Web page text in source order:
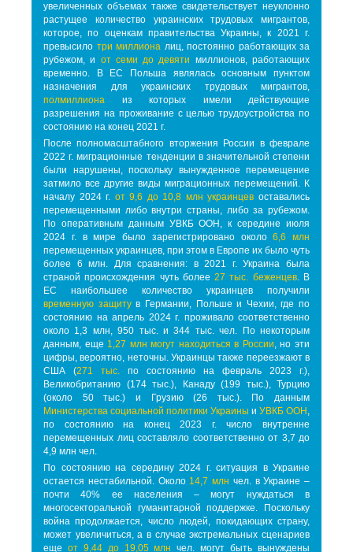
увеличенных объемах также свидетельствует неуклонно
растущее количество украинских трудовых мигрантов,
которое, по оценкам правительства Украины, к 2021 г.
превысило три миллиона лиц, постоянно работающих за
рубежом, и от семи до девяти миллионов, работающих
временно. В ЕС Польша являлась основным пунктом
назначения для украинских трудовых мигрантов,
полмиллиона из которых имели действующие
разрешения на проживание с целью трудоустройства по
состоянию на конец 2021 г.
После полномасштабного вторжения России в феврале
2022 г. миграционные тенденции в значительной степени
были нарушены, поскольку вынужденное перемещение
затмило все другие виды миграционных перемещений. К
началу 2024 г. от 9,6 до 10,8 млн украинцев оставались
перемещенными либо внутри страны, либо за рубежом.
По оперативным данным УВКБ ООН, к середине июля
2024 г. в мире было зарегистрировано около6,6 млн
перемещенных украинцев, при этом в Европе их было чуть
более 6 млн. Для сравнения: в 2021 г. Украина была
страной происхождения чуть более27 тыс. беженцев. В
ЕС наибольшее количество украинцев получили
временную защитув Германии, Польше и Чехии, где по
состоянию на апрель 2024 г. проживало соответственно
около 1,3 млн, 950 тыс. и 344 тыс. чел. По некоторым
данным, еще 1,27 млн могут находиться в России, но эти
цифры, вероятно, неточны. Украинцы также переезжают в
США (271 тыс. по состоянию на февраль 2023 г.),
Великобританию (174 тыс.), Канаду (199 тыс.), Турцию
(около 50 тыс.) и Грузию (26 тыс.). По данным
Министерства социальной политики Украины и УВКБ ООН ,
по состоянию на конец 2023 г. число внутренне
перемещенных лиц составляло соответственно от 3,7 до
4,9 млн чел.
По состоянию на середину 2024 г. ситуация в Украине
остается нестабильной. Около 14,7 млн чел. в Украине –
почти 40% ее населения – могут нуждаться в
многосекторальной гуманитарной поддержке. Поскольку
война продолжается, число людей, покидающих страну,
может увеличиться, а в случае экстремальных сценариев
еще от 9,44 до 19,05 млн чел. могут быть вынуждены